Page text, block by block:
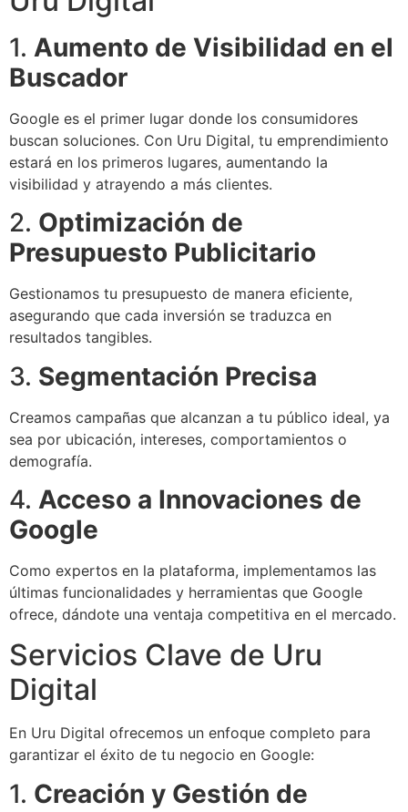
1. Aumento de Visibilidad en el
Buscador
Google es el primer lugar donde los consumidores
buscan soluciones. Con Uru Digital, tu emprendimiento
estará en los primeros lugares, aumentando la
visibilidad y atrayendo a más clientes.
2. Optimización de
Presupuesto Publicitario
Gestionamos tu presupuesto de manera eficiente,
asegurando que cada inversión se traduzca en
resultados tangibles.
3. Segmentación Precisa
Creamos campañas que alcanzan a tu público ideal, ya
sea por ubicación, intereses, comportamientos o
demografía.
4. Acceso a Innovaciones de
Google
Como expertos en la plataforma, implementamos las
últimas funcionalidades y herramientas que Google
ofrece, dándote una ventaja competitiva en el mercado.
Servicios Clave de Uru
Digital
En Uru Digital ofrecemos un enfoque completo para
garantizar el éxito de tu negocio en Google:
1. Creación y Gestión de